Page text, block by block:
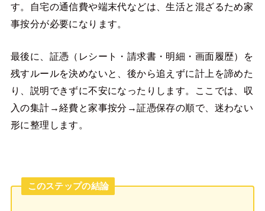
す。自宅の通信費や端末代などは、生活と混ざるため家
事按分が必要になります。
最後に、証憑（レシート・請求書・明細・画面履歴）を
残すルールを決めないと、後から追えずに計上を諦めた
り、説明できずに不安になったりします。ここでは、収
入の集計→経費と家事按分→証憑保存の順で、迷わない
形に整理します。
このステップの結論